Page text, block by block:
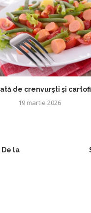
de crenvurști și cartofi
19 martie 2026
la